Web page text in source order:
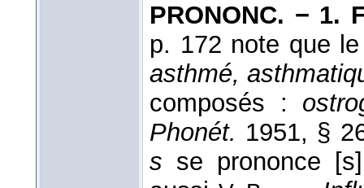
PRONONC. − 1.
p. 172 note que
asthmé,
composés :
Phonét. 1951, §
s se prononce